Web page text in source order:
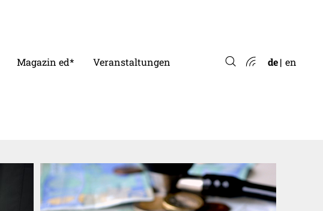
Magazin ed* Veranstaltungen de en